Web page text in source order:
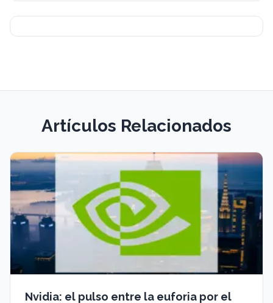
Artículos Relacionados
Nvidia: el pulso entre la euforia por el